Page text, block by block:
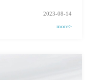
2023-08-14
more>